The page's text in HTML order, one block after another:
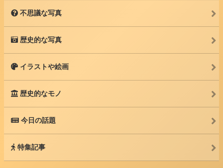
不思議な写真
歴史的な写真
イラストや絵画
歴史的なモノ
今日の話題
特集記事